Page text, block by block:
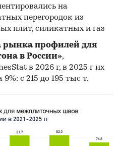
на
перегородок из
плит, силикатных и газ
рынка профилей для
в России»,
в 2026 г, в 2025 г их
с 215 до 195 тыс т.